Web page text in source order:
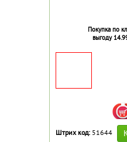
Покупка по
выгоду
Штрих код: 51644